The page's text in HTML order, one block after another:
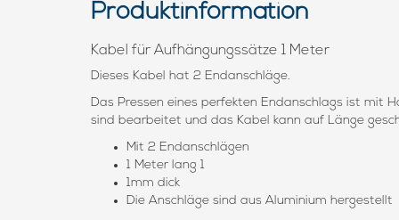
Produktinformation
Kabel für Aufhängungssätze 1 Meter
Dieses Kabel hat 2 Endanschläge.
Das Pressen eines perfekten Endanschlags ist mit
sind bearbeitet und das Kabel kann auf Länge
Mit 2 Endanschlägen
1 Meter lang 1
1mm dick
Die Anschläge sind aus Aluminium hergestellt